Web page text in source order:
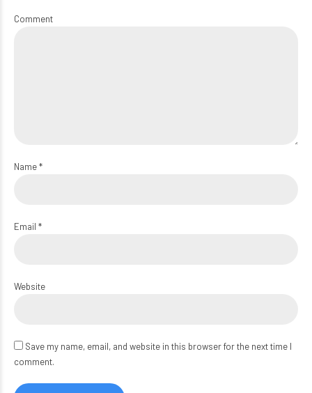
Comment
Name *
Email *
Website
Save my name, email, and website in this browser for the next time I
comment.